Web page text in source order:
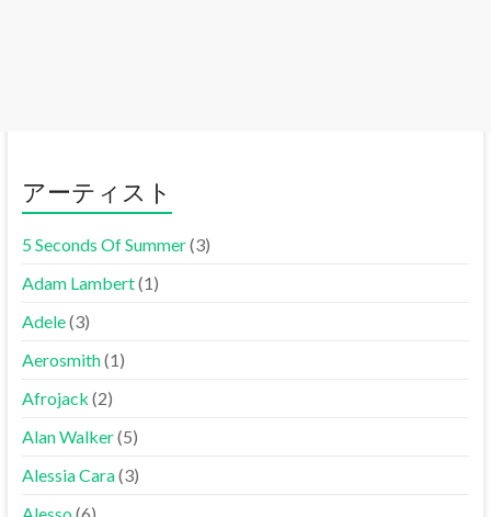
アーティスト
5 Seconds Of Summer(3)
Adam Lambert(1)
Adele(3)
Aerosmith(1)
Afrojack (2)
Alan Walker(5)
Alessia Cara(3)